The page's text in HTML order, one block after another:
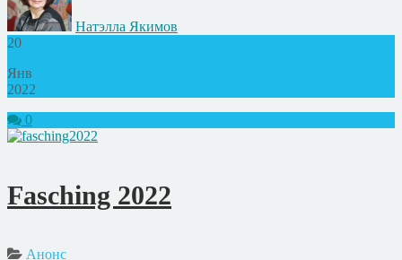
Натэлла Якимов
20
Янв
2022
0
Fasching 2022
Анонс